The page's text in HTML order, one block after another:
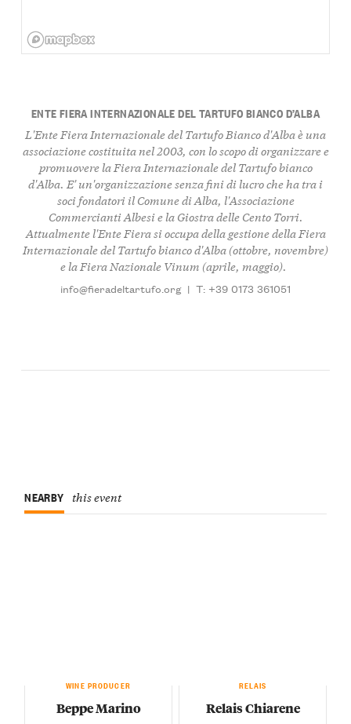
ENTE FIERA INTERNAZIONALE DEL TARTUFO BIANCO D’ALBA
L'Ente Fiera Internazionale del Tartufo Bianco d'Alba è una
associazione costituita nel 2003, con lo scopo di organizzare e
promuovere la Fiera Internazionale del Tartufo bianco
d'Alba. E' un'organizzazione senza fini di lucro che ha tra i
soci fondatori il Comune di Alba, l'Associazione
Commercianti Albesi e la Giostra delle Cento Torri.
Attualmente l'Ente Fiera si occupa della gestione della Fiera
Internazionale del Tartufo bianco d'Alba (ottobre, novembre)
e la Fiera Nazionale Vinum (aprile, maggio).
info@fieradeltartufo.org | T: +39 0173 361051
NEARBY this event
WINE PRODUCER
Beppe Marino
RELAIS
Relais Chiarene